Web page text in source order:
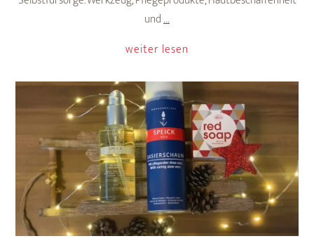
und…Das
der
Gründlich,
sanft
&
natürlich
gepflegt
weiter lesen